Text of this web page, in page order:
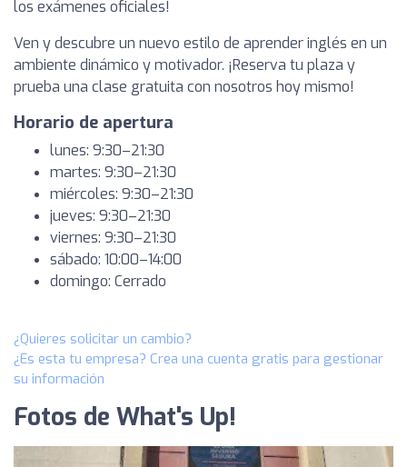
los exámenes oficiales!
Ven y descubre un nuevo estilo de aprender inglés en un
ambiente dinámico y motivador. ¡Reserva tu plaza y
prueba una clase gratuita con nosotros hoy mismo!
Horario de apertura
lunes: 9:30–21:30
martes: 9:30–21:30
miércoles: 9:30–21:30
jueves: 9:30–21:30
viernes: 9:30–21:30
sábado: 10:00–14:00
domingo: Cerrado
¿Quieres solicitar un cambio?
¿Es esta tu empresa? Crea una cuenta gratis para gestionar
su información
Fotos de What's Up!